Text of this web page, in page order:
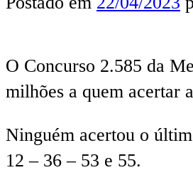
O Concurso 2.585 da
milhões a quem acertar
Ninguém acertou o
12 – 36 – 53 e 55.